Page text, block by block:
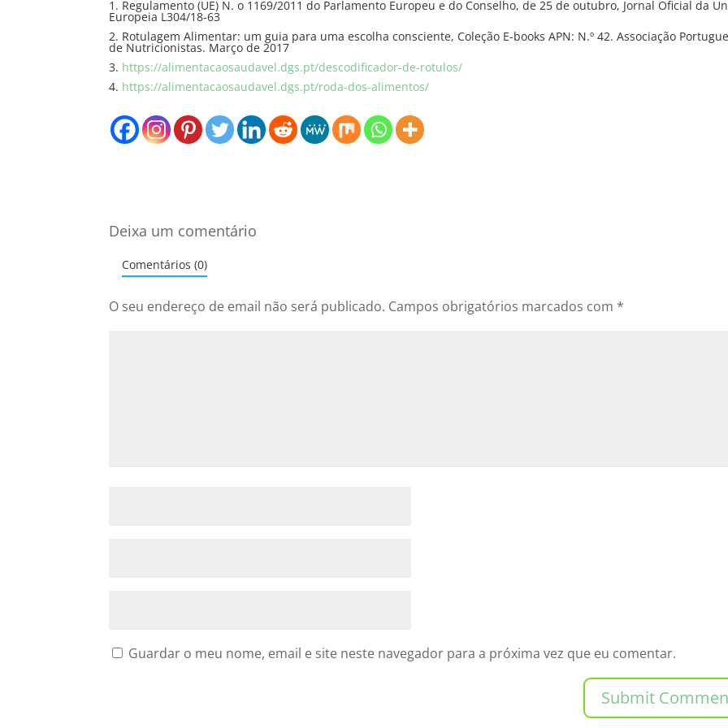
1. Regulamento (UE) N. o 1169/2011 do Parlamento Europeu e do Conselho, de 25 de outubro, Jornal Oficial da
Europeia L304/18-63
2. Rotulagem Alimentar: um guia para uma escolha consciente, Coleção E-books APN: N.º 42. Associação
de Nutricionistas. Março de 2017
3. https://alimentacaosaudavel.dgs.pt/descodificador-de-rotulos/
4. https://alimentacaosaudavel.dgs.pt/roda-dos-alimentos/
Deixa um comentário
Comentários (0)
O seu endereço de email não será publicado. Campos obrigatórios marcados com *
Guardar o meu nome, email e site neste navegador para a próxima vez que eu comentar.